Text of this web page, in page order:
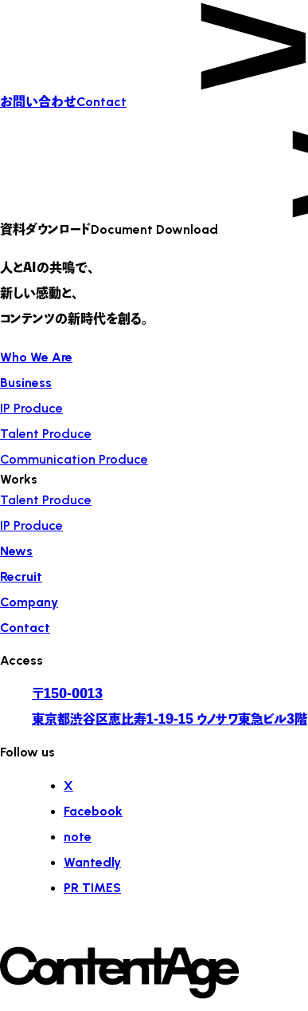
お問い合わせContact
資料ダウンロードDocument Download
人とAIの共鳴で、
新しい感動と、
コンテンツの新時代を創る。
Who We Are
Business
IP Produce
Talent Produce
Communication Produce
Works
Talent Produce
IP Produce
News
Recruit
Company
Contact
Access
〒150-0013
東京都渋谷区恵比寿1-19-15 ウノサワ東急ビル3階
Follow us
X
Facebook
note
Wantedly
PR TIMES